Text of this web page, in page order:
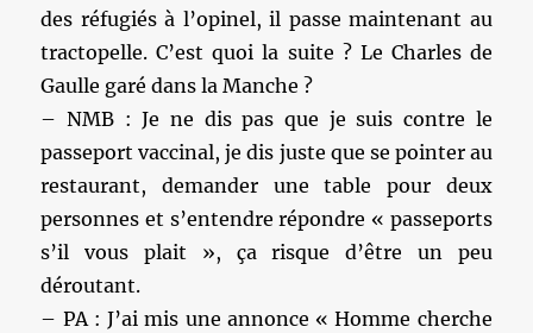
des réfugiés à l’opinel, il passe maintenant au
tractopelle. C’est quoi la suite ? Le Charles de
Gaulle garé dans la Manche ?
– NMB : Je ne dis pas que je suis contre le
passeport vaccinal, je dis juste que se pointer au
restaurant, demander une table pour deux
personnes et s’entendre répondre « passeports
s’il vous plait », ça risque d’être un peu
déroutant.
– PA : J’ai mis une annonce « Homme cherche